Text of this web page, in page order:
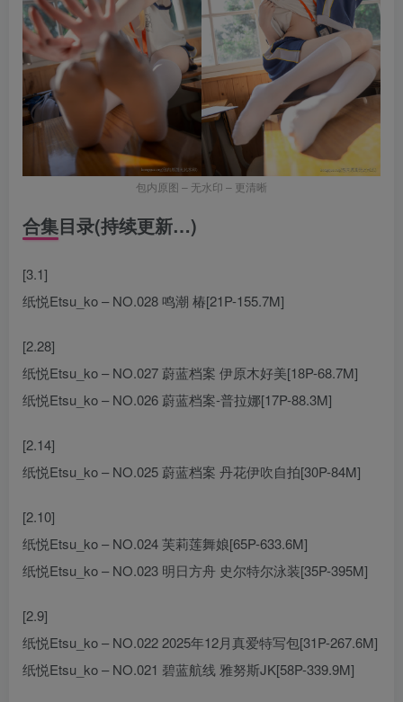
包内原图 – 无水印 – 更清晰
合集目录(持续更新…)
[3.1]
纸悦Etsu_ko – NO.028 鸣潮 椿[21P-155.7M]
[2.28]
纸悦Etsu_ko – NO.027 蔚蓝档案 伊原木好美[18P-68.7M]
纸悦Etsu_ko – NO.026 蔚蓝档案-普拉娜[17P-88.3M]
[2.14]
纸悦Etsu_ko – NO.025 蔚蓝档案 丹花伊吹自拍[30P-84M]
[2.10]
纸悦Etsu_ko – NO.024 芙莉莲舞娘[65P-633.6M]
纸悦Etsu_ko – NO.023 明日方舟 史尔特尔泳装[35P-395M]
[2.9]
纸悦Etsu_ko – NO.022 2025年12月真爱特写包[31P-267.6M]
纸悦Etsu_ko – NO.021 碧蓝航线 雅努斯JK[58P-339.9M]